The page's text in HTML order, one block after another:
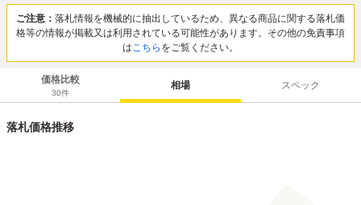
ご注意： 落札情報を機械的に抽出しているため、異なる商品に関する落札価
格等の情報が掲載又は利用されている可能性があります。その他の免責事項
はこちら をご覧ください。
価格比較
30件
相場 スペック
落札価格推移